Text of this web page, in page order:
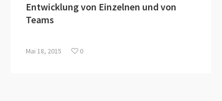
Entwicklung von Einzelnen und von
Teams
Mai 18, 2015 0